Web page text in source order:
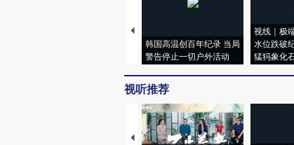
韩国高温创百年纪录 当局
警告停止一切户外活动
视线｜极
水位跌破
猛犸象化
视听推荐